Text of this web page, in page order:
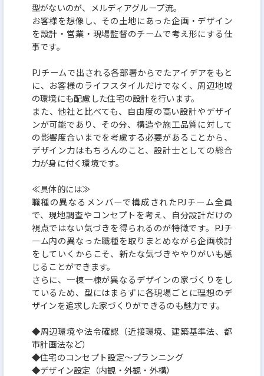
掲げているからこそ、個人実績だけでなくチームで
の実績も評価の重要項目となっています。お客様のた
め、会社のため、そして自身の成長の為に責任を持
◎風通しの良さ
新卒中途に関係なく誰もがすぐに馴染める社風で
す。20代30代の若手社員が多く、職場では上司や先
輩とも気軽に話せる雰囲気で非常に活気のある職場
です。同業種からの転職者はもちろん、最近では異
業種からの未経験入社も増えています。
型がないのが、メルディアグループ流。
お客様を想像し、その土地にあった企画・デザイン
を設計・営業・現場監督のチームで考え形にする仕
事です。
PJチームで出される各部署からでたアイデアをもと
に、お客様のライフスタイルだけでなく、周辺地域
の環境にも配慮した住宅の設計を行います。
また、他社と比べても、自由度の高い設計やデザイ
ンが可能であり、その分、構造や施工品質に対して
の影響度合いまでを考慮する必要があることから、
デザイン力はもちろんのこと、設計士としての総合
力が身に付く環境です。
≪具体的には≫
職種の異なるメンバーで構成されたPJチーム全員
で、現地調査やコンセプトを考え、自分設計だけの
視点ではない気づきを得られるのが特徴です。PJチ
ーム内の異なった職種を取りまとめながら企画検討
をしていくからこそ、新たな気づきややりがいも感
じることができます。
さらに、一棟一棟が異なるデザインの家づくりをし
ているため、型にはまらずに各現場ごとに理想のデ
ザインを追求した家づくりができるのも魅力です。
◆周辺環境や法令確認（近接環境、建築基準法、都
市計画法など）
◆住宅のコンセプト設定～プランニング
◆デザイン設定（内観・外観・外構）